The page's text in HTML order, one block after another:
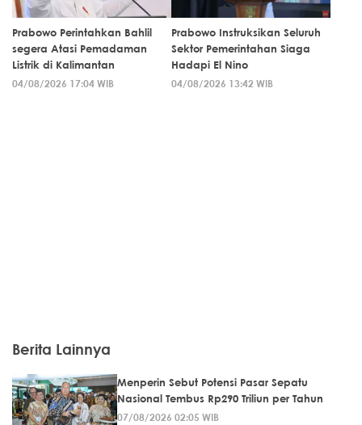
Prabowo Perintahkan Bahlil
segera Atasi Pemadaman
Listrik di Kalimantan
04/08/2026 17:04 WIB
Prabowo Instruksikan Seluruh
Sektor Pemerintahan Siaga
Hadapi El Nino
04/08/2026 13:42 WIB
Berita Lainnya
Menperin Sebut Potensi Pasar Sepatu
Nasional Tembus Rp290 Triliun per Tahun
07/08/2026 02:05 WIB